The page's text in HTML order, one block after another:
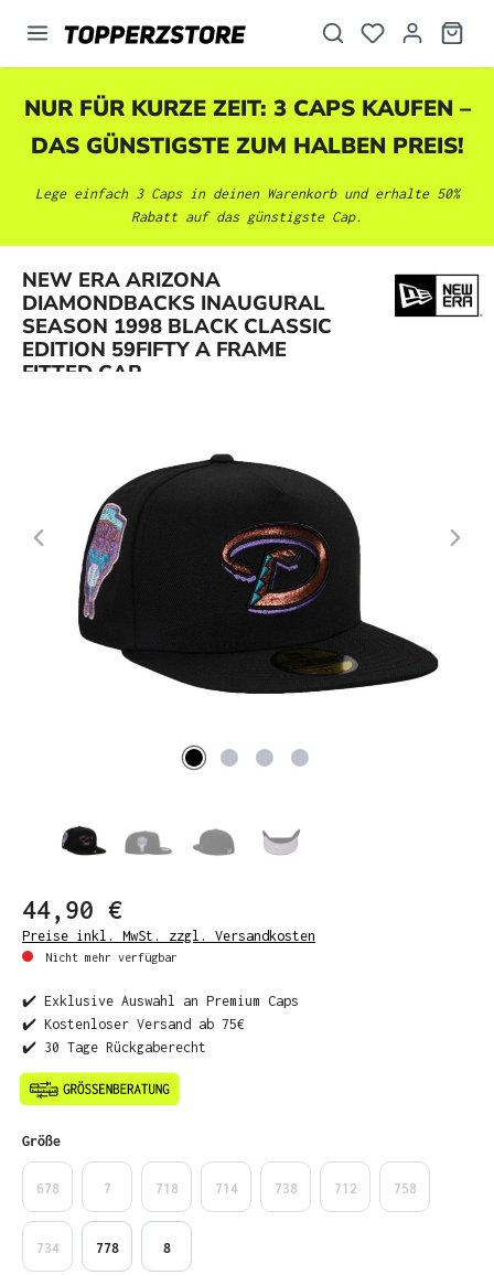
springen
NUR FÜR KURZE ZEIT: 3 CAPS KAUFEN –
DAS GÜNSTIGSTE ZUM HALBEN PREIS!
Lege einfach 3 Caps in deinen Warenkorb und erhalte 50%
Rabatt auf das günstigste Cap.
NEW ERA ARIZONA
DIAMONDBACKS INAUGURAL
SEASON 1998 BLACK CLASSIC
EDITION 59FIFTY A FRAME
FITTED CAP
Bildergalerie überspringen
44,90 €
Preise inkl. MwSt. zzgl. Versandkosten
Nicht mehr verfügbar
✔️ Exklusive Auswahl an Premium Caps
✔️ Kostenloser Versand ab 75€
✔️ 30 Tage Rückgaberecht
Größeauswählen
678 7 718 714 738 712 758
734 778 8